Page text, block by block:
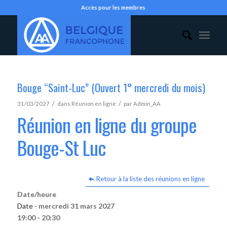
Accès pour les membres
Bouge “Saint-Luc” (Ouvert 1° mercredi du mois)
31/03/2027 / dans Réunion en ligne / parAdmin_AA
Réunion en ligne du groupe
Bouge-St Luc
Retour à la liste des réunions en ligne
Date/heure
Date - mercredi 31 mars 2027
19:00 - 20:30